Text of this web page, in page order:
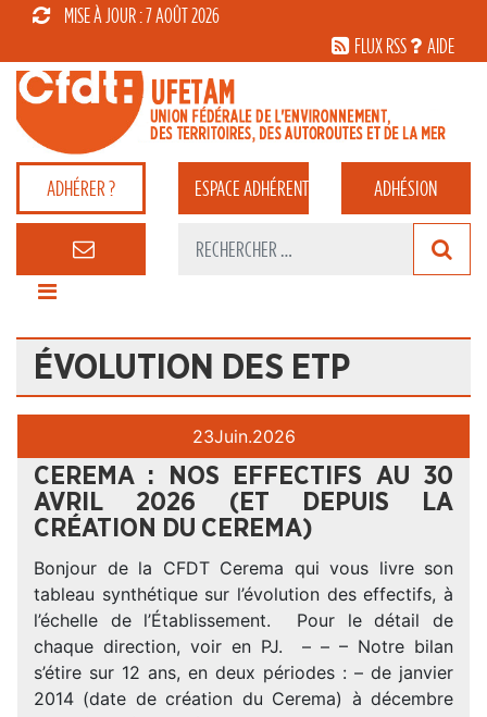
MISE À JOUR : 7 AOÛT 2026
FLUX RSS
AIDE
ADHÉRER ? ESPACEADHÉRENT ADHÉSION
ÉVOLUTION DES ETP
23Juin.2026
CEREMA : NOS EFFECTIFS AU 30
AVRIL 2026 (ET DEPUIS LA
CRÉATION DU CEREMA)
Bonjour de la CFDT Cerema qui vous livre son
tableau synthétique sur l’évolution des effectifs, à
l’échelle de l’Établissement. Pour le détail de
chaque direction, voir en PJ. – – – Notre bilan
s’étire sur 12 ans, en deux périodes : – de janvier
2014 (date de création du Cerema) à décembre